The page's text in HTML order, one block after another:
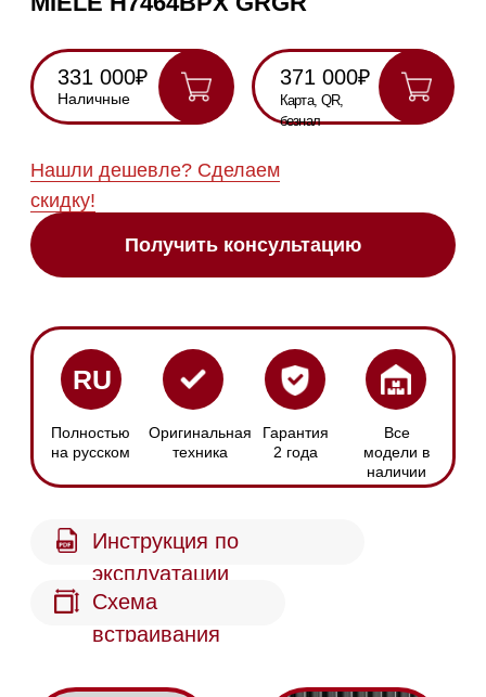
Оригинальная
техника
Полностью
на русском
Гарантия
2 года
RU
Все
модели в
наличии
Инструкция по
эксплуатации
Схема
встраивания
Размер ниши
Ширина х Высота:
560-568 х 590-595 мм
Сенсорное
управление
дисплея MTouch
Функции безопасности
Защита от